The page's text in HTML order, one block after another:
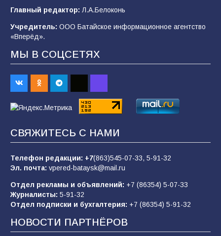
Будет ли мобилизация в России в 2026 году
после выборов: в Госдуме дали ответ
95 06.08.2026
«Пургу нести — не поля переходить»: почему
заявления о мобилизации — это
пропагандистский вброс
01.08.2026
«Слухами Москву не возьмёшь»: почему
отчаяние, а не разведка
81 02.08.2026
Морской квест в детском саду: как
воспитанники спасали Нептуна
74 01.08.2026
Главный редактор: Л.А.Белоконь
Учредитель: ООО Батайское информационное агентство
«Вперёд».
МЫ В СОЦСЕТЯХ
СВЯЖИТЕСЬ С НАМИ
Телефон редакции: +7(863)545-07-33, 5-91-32
Эл. почта: vpered-bataysk@mail.ru
Отдел рекламы и объявлений: +7 (86354) 5-07-33
Журналисты: 5-91-32
Отдел подписки и бухгалтерия: +7 (86354) 5-91-32
НОВОСТИ ПАРТНЁРОВ